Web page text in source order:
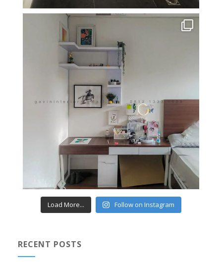
Load More... Follow on Instagram
RECENT POSTS